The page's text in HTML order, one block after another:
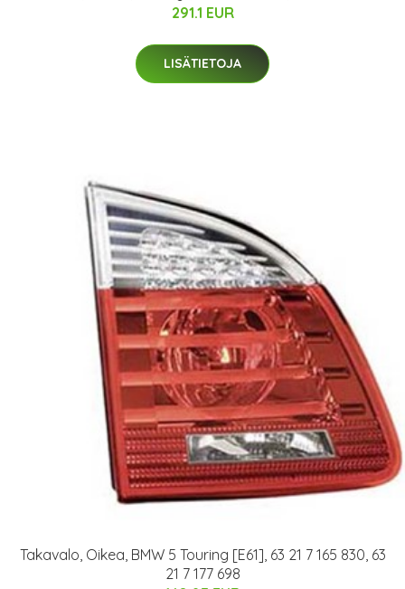
291.1 EUR
LISÄTIETOJA
Takavalo, Oikea, BMW 5 Touring [E61], 63 21 7 165 830, 63
21 7 177 698